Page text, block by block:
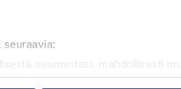
seuraavia:
sijainnistasi, mahdollisesti
sen ominaispiirteitä